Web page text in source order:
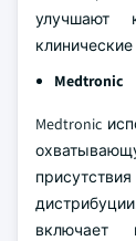
улучшают
Medtronic
Medtronic